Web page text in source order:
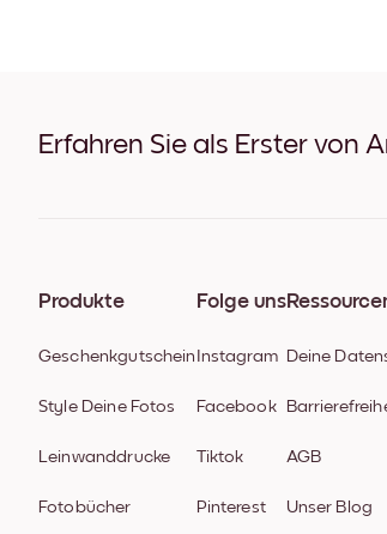
Erfahren Sie als Erster von
Produkte
Geschenkgutschein
Style Deine Fotos
Leinwanddrucke
Fotobücher
Folge uns
Instagram
Facebook
Tiktok
Pinterest
Deine
AGB
Unser Blog